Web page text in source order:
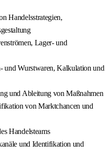
Handelsstrategien,
Lager- und
und Wurstwaren, Kalkulation und
und Ableitung von Maßnahmen
von Marktchancen und
Handelsteams
und Identifikation und